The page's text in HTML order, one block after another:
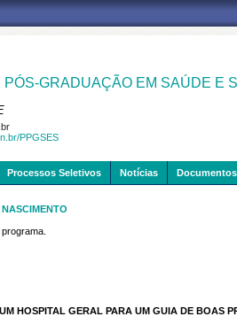
PÓS-GRADUAÇÃO EM SAÚDE E
PPGSES
Processos Seletivos Notícias Documentos
HOSPITAL GERAL PARA UM GUIA DE BOAS